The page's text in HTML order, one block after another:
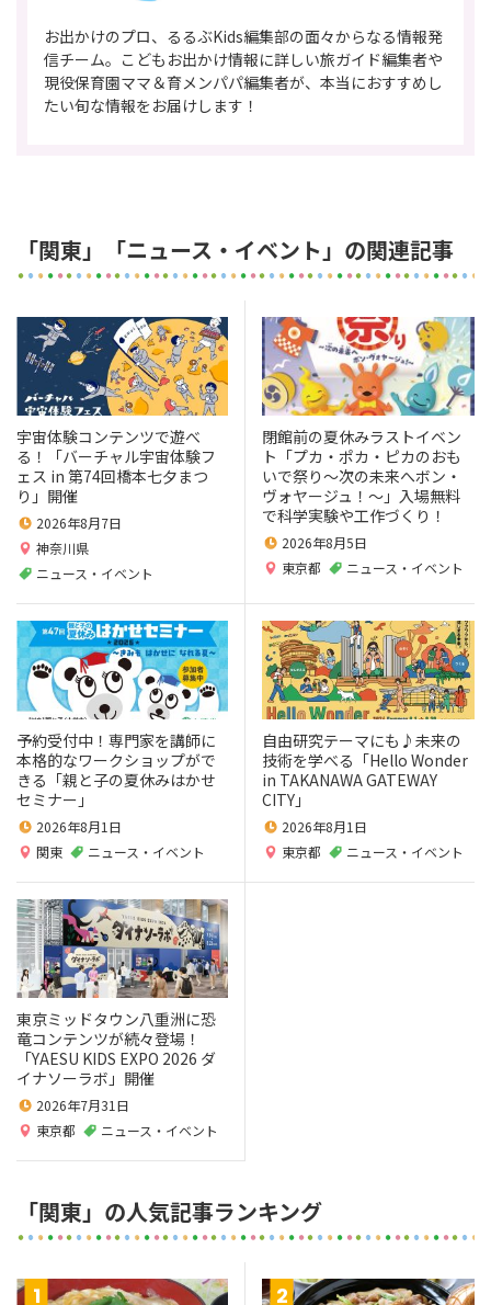
お出かけのプロ、るるぶKids編集部の面々からなる情報発
信チーム。こどもお出かけ情報に詳しい旅ガイド編集者や
現役保育園ママ＆育メンパパ編集者が、本当におすすめし
たい旬な情報をお届けします！
「関東」「ニュース・イベント」の関連記事
宇宙体験コンテンツで遊べ
る！「バーチャル宇宙体験フ
ェス in 第74回橋本七夕まつ
り」開催
2026年8月7日
神奈川県
ニュース・イベント
閉館前の夏休みラストイベン
ト「プカ・ポカ・ピカのおも
いで祭り～次の未来へボン・
ヴォヤージュ！～」入場無料
で科学実験や工作づくり！
2026年8月5日
東京都
ニュース・イベント
予約受付中！専門家を講師に
本格的なワークショップがで
きる「親と子の夏休みはかせ
セミナー」
2026年8月1日
関東
ニュース・イベント
自由研究テーマにも♪未来の
技術を学べる「Hello Wonder
in TAKANAWA GATEWAY
CITY」
2026年8月1日
東京都
ニュース・イベント
東京ミッドタウン八重洲に恐
竜コンテンツが続々登場！
「YAESU KIDS EXPO 2026 ダ
イナソーラボ」開催
2026年7月31日
東京都
ニュース・イベント
「関東」の人気記事ランキング